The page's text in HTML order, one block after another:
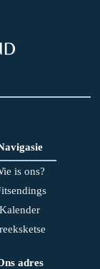
is ons?
Kalender
adres